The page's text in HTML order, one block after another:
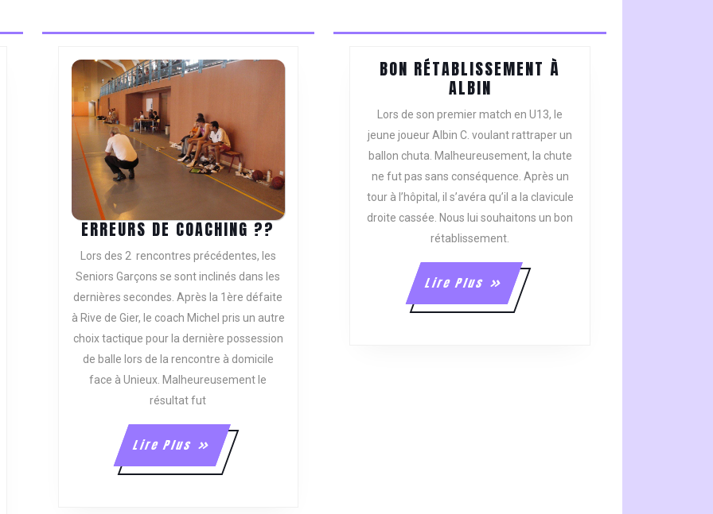
ERREURS DE COACHING ??ERREURS
DE
COACHING
??
Lors des 2 rencontres précédentes, les
Seniors Garçons se sont inclinés dans les
dernières secondes. Après la 1ère défaite
à Rive de Gier, le coach Michel pris un autre
choix tactique pour la dernière possession
de balle lors de la rencontre à domicile
face à Unieux. Malheureusement le
résultat fut
Lire Plus
Lire
Plus
BON RÉTABLISSEMENT À
ALBIN
RÉTABLISSEMENT
À
ALBIN
Lors de son premier match en U13, le
jeune joueur Albin C. voulant rattraper un
ballon chuta. Malheureusement, la chute
ne fut pas sans conséquence. Après un
tour à l’hôpital, il s’avéra qu’il a la clavicule
droite cassée. Nous lui souhaitons un bon
rétablissement.
Lire Plus
Lire
Plus